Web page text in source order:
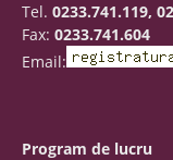
Tel. 0233.741.119,
Fax: 0233.741.604
Email:
Program de lucru